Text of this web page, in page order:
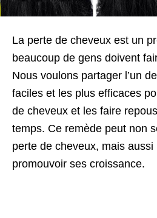
La perte de cheveux est un
beaucoup de gens doivent
Nous voulons partager l’un
faciles et les plus efficaces
de cheveux et les faire
temps. Ce remède peut non
perte de cheveux, mais
promouvoir ses croissance.